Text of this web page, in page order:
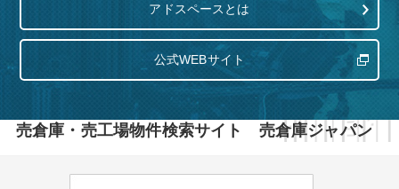
アドスペースとは
公式WEBサイト
売倉庫・売工場物件検索サイト 売倉庫ジャパン